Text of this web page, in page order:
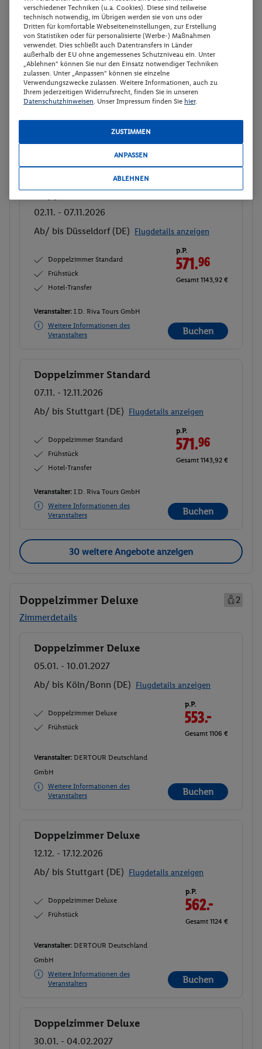
Buchen
Doppelzimmer Standard
12.12. - 17.12.2026
Ab/ bis Stuttgart (DE) Flugdetails anzeigen
Doppelzimmer Standard
Frühstück
Hotel-Transfer
p.P.
546.96
Gesamt 1093,92 €
I.D. Riva Tours GmbH
Weitere Informationen des
Doppelzimmer Standard
02.11. - 07.11.2026
Ab/ bis Düsseldorf (DE) Flugdetails anzeigen
Doppelzimmer Standard
Frühstück
Hotel-Transfer
p.P.
571.96
Gesamt 1143,92 €
Veranstalter: I.D. Riva Tours GmbH
Weitere Informationen des
Veranstalters
Buchen
Buchen
Doppelzimmer Standard
07.11. - 12.11.2026
Ab/ bis Stuttgart (DE) Flugdetails anzeigen
Doppelzimmer Standard
Frühstück
Hotel-Transfer
p.P.
571.96
Gesamt 1143,92 €
Veranstalter: I.D. Riva Tours GmbH
Weitere Informationen des
Veranstalters
Buchen
30 weitere Angebote anzeigen
Doppelzimmer Deluxe
2
Zimmerdetails
Buchen
Doppelzimmer Deluxe
05.01. - 10.01.2027
Ab/ bis Köln/Bonn (DE) Flugdetails anzeigen
Doppelzimmer Deluxe
Frühstück
p.P.
553.-
Gesamt 1106 €
Veranstalter: DERTOUR Deutschland
GmbH
Weitere Informationen des
Veranstalters
Buchen
Buchen
Doppelzimmer Deluxe
12.12. - 17.12.2026
Ab/ bis Stuttgart (DE) Flugdetails anzeigen
Doppelzimmer Deluxe
Frühstück
p.P.
562.-
Gesamt 1124 €
Veranstalter: DERTOUR Deutschland
GmbH
Weitere Informationen des
Veranstalters
Buchen
Buchen
Doppelzimmer Deluxe
30.01. - 04.02.2027
verschiedener Techniken (u.a. Cookies). Diese sind teilweise
technisch notwendig, im Übrigen werden sie von uns oder
Dritten für komfortable Webseiteneinstellungen, zur Erstellung
von Statistiken oder für personalisierte (Werbe-) Maßnahmen
verwendet. Dies schließt auch Datentransfers in Länder
außerhalb der EU ohne angemessenes Schutzniveau ein. Unter
„Ablehnen“ können Sie nur den Einsatz notwendiger Techniken
zulassen. Unter „Anpassen“ können sie einzelne
Verwendungszwecke zulassen. Weitere Informationen, auch zu
Ihrem jederzeitigen Widerrufsrecht, finden Sie in unseren
Datenschutzhinweisen. Unser Impressum finden Sie hier.
ZUSTIMMEN
ANPASSEN
ABLEHNEN